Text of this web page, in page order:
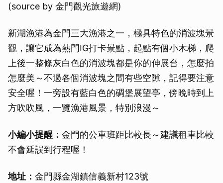
(source by 金門觀光旅遊網)
新湖漁港為金門三大漁港之一，極具特色的消波塊景
觀，讓它成為熱門IG打卡景點，起點有個小木梯，爬
上後一整條灰白色的消波塊都是你的伸展台，怎麼拍
怎麼美～不過各個消波塊之間有些空隙，記得要注意
安全喔！一旁設有藍白色的碉堡展望亭，傍晚時到上
方吹吹風，一覽漁港風景，特別浪漫～
小編小提醒： 金門的公車班距比較長～建議租車比較
不會延誤到行程喔！
地址： 金門縣金湖鎮信義新村123號